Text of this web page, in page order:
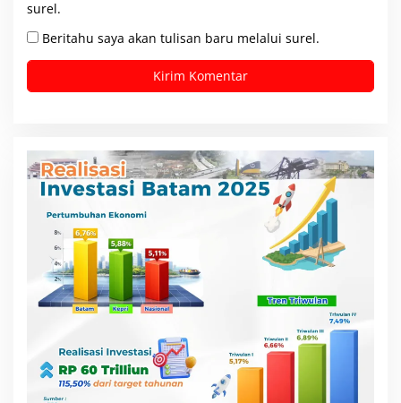
surel.
Beritahu saya akan tulisan baru melalui surel.